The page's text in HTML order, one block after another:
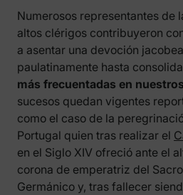
Numerosos representantes de
altos clérigos contribuyeron
a asentar una devoción
paulatinamente hasta
más frecuentadas en
sucesos quedan vigentes
como el caso de la
Portugal quien tras realizar el
en el Siglo XIV ofreció ante el
corona de emperatriz del
Germánico y, tras fallecer